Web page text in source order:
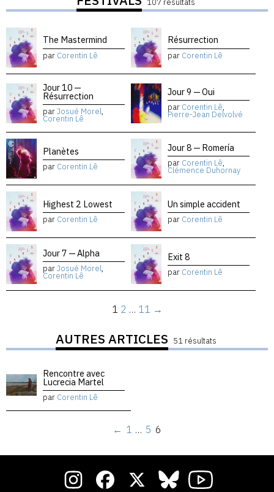
107 résultats
The Mastermind
par Corentin Lê
Résurrection
par Corentin Lê
Jour 10 —
Résurrection
parJosué Morel,
Corentin Lê
Jour 9 — Oui
par Corentin Lê,
Pierre-Jean Delvolvé
Planètes
par Corentin Lê
Jour 8 — Romería
par Corentin Lê,
Clémence Duhornay
Highest 2 Lowest
par Corentin Lê
Un simple accident
par Corentin Lê
Jour 7 — Alpha
parJosué Morel,
Corentin Lê
Exit 8
par Corentin Lê
1 2 … 11 →
AUTRES ARTICLES 51 résultats
Rencontre avec
Lucrecia Martel
par Corentin Lê
← 1 … 5 6